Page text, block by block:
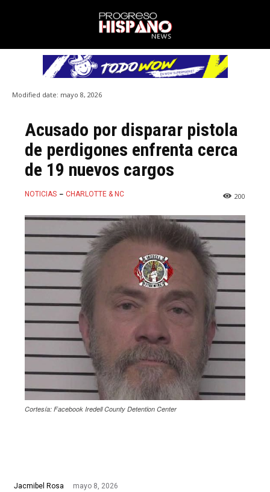
Modified date: mayo 8, 2026
Acusado por disparar pistola
de perdigones enfrenta cerca
de 19 nuevos cargos
NOTICIAS CHARLOTTE & NC 200
Cortesía: Facebook Iredell County Detention Center
Jacmibel Rosa mayo 8, 2026